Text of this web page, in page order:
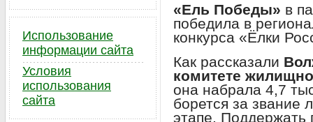
«Ель Победы» в
победила в
конкурса «Ёлки
Как рассказали
комитете
она набрала 4,7
борется за звание
этапе. Поддержать
Использование
информации сайта
Условия
использования
сайта